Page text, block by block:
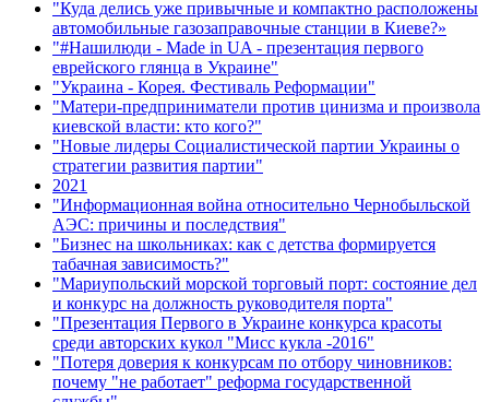
"Куда делись уже привычные и компактно расположены
автомобильные газозаправочные станции в Киеве?»
"#Нашилюди - Made in UA - презентация первого
еврейского глянца в Украине"
"Украина - Корея. Фестиваль Реформации"
"Матери-предприниматели против цинизма и произвола
киевской власти: кто кого?"
"Новые лидеры Социалистической партии Украины о
стратегии развития партии"
2021
"Информационная война относительно Чернобыльской
АЭС: причины и последствия"
"Бизнес на школьниках: как с детства формируется
табачная зависимость?"
"Мариупольский морской торговый порт: состояние дел
и конкурс на должность руководителя порта"
"Презентация Первого в Украине конкурса красоты
среди авторских кукол "Мисс кукла -2016"
"Потеря доверия к конкурсам по отбору чиновников:
почему "не работает" реформа государственной